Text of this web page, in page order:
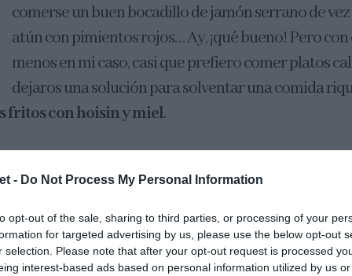
- Do Not Process My Personal Information
opt-out of the sale, sharing to third parties, or processing of your
for targeted advertising by us, please use the below opt-out
selection. Please note that after your opt-out request is processed
interest-based ads based on personal information utilized by us
comerse un buen bocadillo de jamón serrano de vez
atún con pimientos rojos… Ay, ¡qué bueno! Pero con
menos en mi caso, casi que prefiero comer platos
dejaros una solución para solventar una comida
fritos con hoisin y miel.
en sopas, ramen o del modo que hoy os
hay varios tipos de fideos secos. Hace un
y los conservo en paquetes individuales en el
preparárselos, solo tiene que sacarlos y cocinarlos